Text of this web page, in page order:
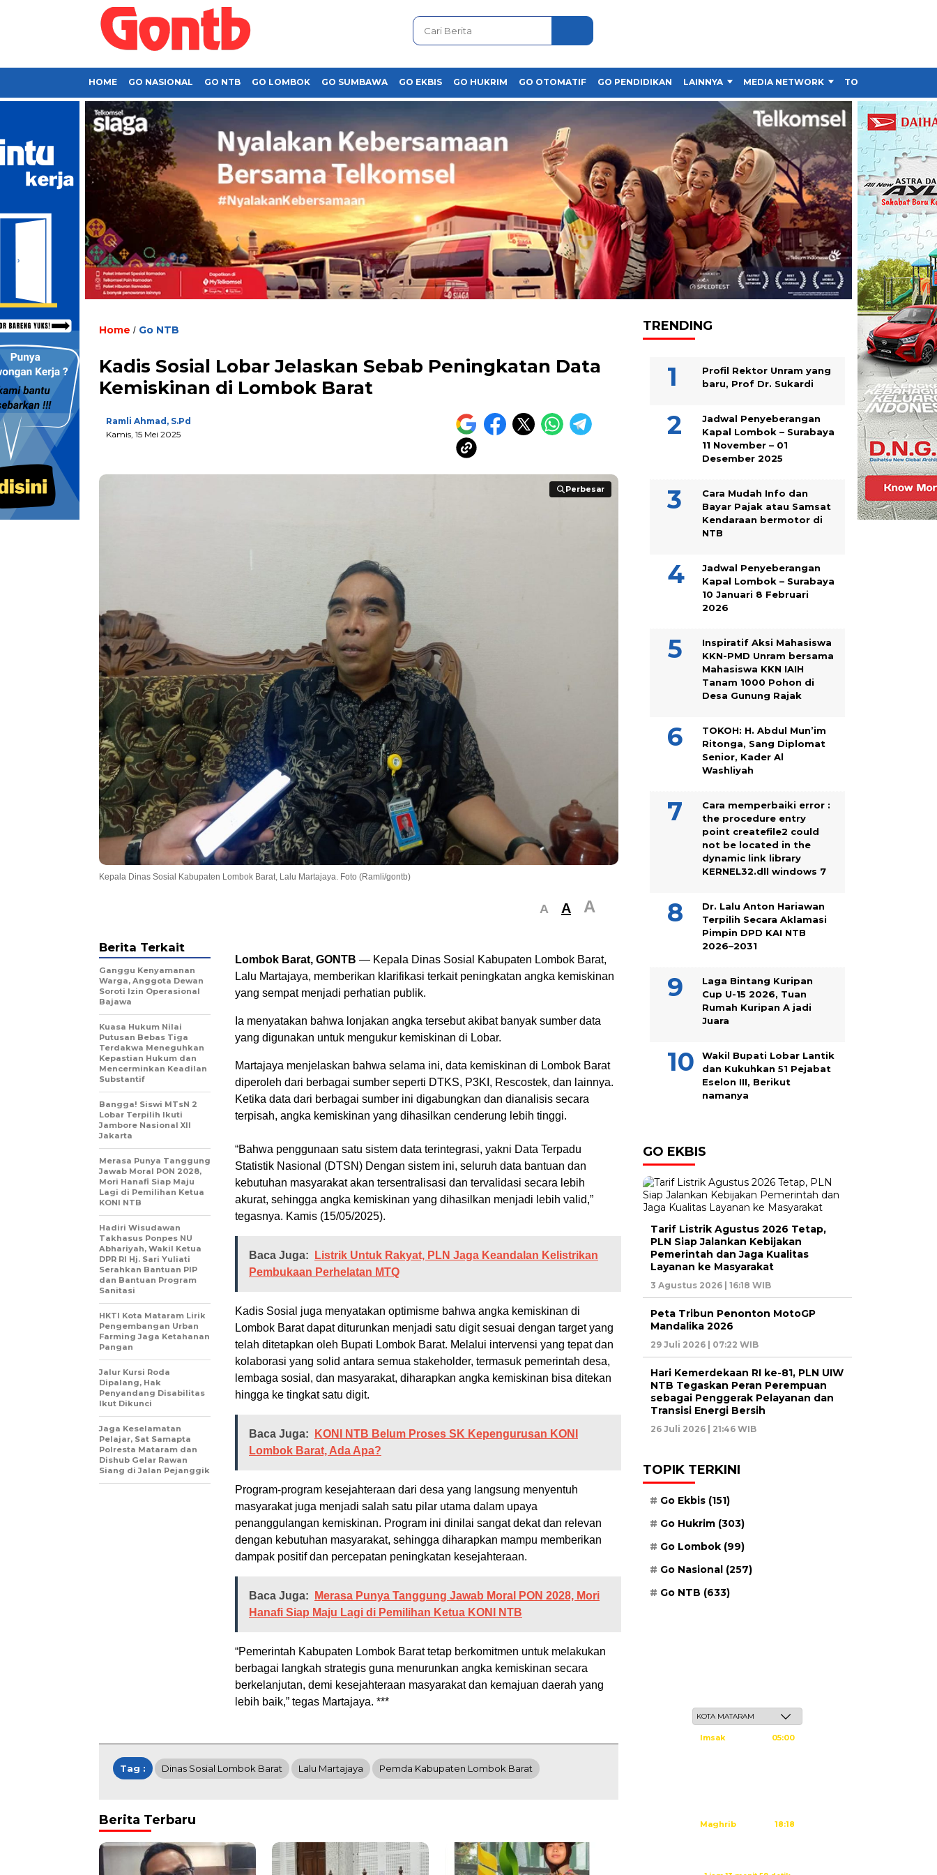
HOME GO NASIONAL GO NTB GO LOMBOK GO SUMBAWA GO EKBIS GO HUKRIM GO OTOMATIF GO PENDIDIKAN LAINNYA MEDIA NETWORK TOKO
Home / Go NTB
Kadis Sosial Lobar Jelaskan Sebab Peningkatan Data
Kemiskinan di Lombok Barat
Ramli Ahmad, S.Pd
Kamis, 15 Mei 2025
Perbesar
Perbesar
Kepala Dinas Sosial Kabupaten Lombok Barat, Lalu Martajaya. Foto (Ramli/gontb)
A A A
Lombok Barat, GONTB — Kepala Dinas Sosial Kabupaten Lombok Barat,
Lalu Martajaya, memberikan klarifikasi terkait peningkatan angka kemiskinan
yang sempat menjadi perhatian publik.
Ia menyatakan bahwa lonjakan angka tersebut akibat banyak sumber data
yang digunakan untuk mengukur kemiskinan di Lobar.
Martajaya menjelaskan bahwa selama ini, data kemiskinan di Lombok Barat
diperoleh dari berbagai sumber seperti DTKS, P3KI, Rescostek, dan lainnya.
Ketika data dari berbagai sumber ini digabungkan dan dianalisis secara
terpisah, angka kemiskinan yang dihasilkan cenderung lebih tinggi.
“Bahwa penggunaan satu sistem data terintegrasi, yakni Data Terpadu
Statistik Nasional (DTSN) Dengan sistem ini, seluruh data bantuan dan
kebutuhan masyarakat akan tersentralisasi dan tervalidasi secara lebih
akurat, sehingga angka kemiskinan yang dihasilkan menjadi lebih valid,”
tegasnya. Kamis (15/05/2025).
Baca Juga:
Listrik Untuk Rakyat, PLN Jaga Keandalan Kelistrikan
Pembukaan Perhelatan MTQ
Kadis Sosial juga menyatakan optimisme bahwa angka kemiskinan di
Lombok Barat dapat diturunkan menjadi satu digit sesuai dengan target yang
telah ditetapkan oleh Bupati Lombok Barat. Melalui intervensi yang tepat dan
kolaborasi yang solid antara semua stakeholder, termasuk pemerintah desa,
lembaga sosial, dan masyarakat, diharapkan angka kemiskinan bisa ditekan
hingga ke tingkat satu digit.
Baca Juga:
KONI NTB Belum Proses SK Kepengurusan KONI
Lombok Barat, Ada Apa?
Program-program kesejahteraan dari desa yang langsung menyentuh
masyarakat juga menjadi salah satu pilar utama dalam upaya
penanggulangan kemiskinan. Program ini dinilai sangat dekat dan relevan
dengan kebutuhan masyarakat, sehingga diharapkan mampu memberikan
dampak positif dan percepatan peningkatan kesejahteraan.
Baca Juga:
Merasa Punya Tanggung Jawab Moral PON 2028, Mori
Hanafi Siap Maju Lagi di Pemilihan Ketua KONI NTB
“Pemerintah Kabupaten Lombok Barat tetap berkomitmen untuk melakukan
berbagai langkah strategis guna menurunkan angka kemiskinan secara
berkelanjutan, demi kesejahteraan masyarakat dan kemajuan daerah yang
lebih baik,” tegas Martajaya. ***
Berita Terkait
Ganggu Kenyamanan
Warga, Anggota Dewan
Soroti Izin Operasional
Bajawa
Kuasa Hukum Nilai
Putusan Bebas Tiga
Terdakwa Meneguhkan
Kepastian Hukum dan
Mencerminkan Keadilan
Substantif
Bangga! Siswi MTsN 2
Lobar Terpilih Ikuti
Jambore Nasional XII
Jakarta
Merasa Punya Tanggung
Jawab Moral PON 2028,
Mori Hanafi Siap Maju
Lagi di Pemilihan Ketua
KONI NTB
Hadiri Wisudawan
Takhasus Ponpes NU
Abhariyah, Wakil Ketua
DPR RI Hj. Sari Yuliati
Serahkan Bantuan PIP
dan Bantuan Program
Sanitasi
HKTI Kota Mataram Lirik
Pengembangan Urban
Farming Jaga Ketahanan
Pangan
Jalur Kursi Roda
Dipalang, Hak
Penyandang Disabilitas
Ikut Dikunci
Jaga Keselamatan
Pelajar, Sat Samapta
Polresta Mataram dan
Dishub Gelar Rawan
Siang di Jalan Pejanggik
Tag : Dinas Sosial Lombok Barat Lalu Martajaya Pemda Kabupaten Lombok Barat
Berita Terbaru
TRENDING
Profil Rektor Unram yang
baru, Prof Dr. Sukardi
Jadwal Penyeberangan
Kapal Lombok – Surabaya
11 November – 01
Desember 2025
Cara Mudah Info dan
Bayar Pajak atau Samsat
Kendaraan bermotor di
NTB
Jadwal Penyeberangan
Kapal Lombok – Surabaya
10 Januari 8 Februari
2026
Inspiratif Aksi Mahasiswa
KKN-PMD Unram bersama
Mahasiswa KKN IAIH
Tanam 1000 Pohon di
Desa Gunung Rajak
TOKOH: H. Abdul Mun’im
Ritonga, Sang Diplomat
Senior, Kader Al
Washliyah
Cara memperbaiki error :
the procedure entry
point createfile2 could
not be located in the
dynamic link library
KERNEL32.dll windows 7
Dr. Lalu Anton Hariawan
Terpilih Secara Aklamasi
Pimpin DPD KAI NTB
2026–2031
Laga Bintang Kuripan
Cup U-15 2026, Tuan
Rumah Kuripan A jadi
Juara
Wakil Bupati Lobar Lantik
dan Kukuhkan 51 Pejabat
Eselon III, Berikut
namanya
GO EKBIS
Tarif Listrik Agustus 2026 Tetap,
PLN Siap Jalankan Kebijakan
Pemerintah dan Jaga Kualitas
Layanan ke Masyarakat
3 Agustus 2026 | 16:18 WIB
Peta Tribun Penonton MotoGP
Mandalika 2026
29 Juli 2026 | 07:22 WIB
Hari Kemerdekaan RI ke-81, PLN UIW
NTB Tegaskan Peran Perempuan
sebagai Penggerak Pelayanan dan
Transisi Energi Bersih
26 Juli 2026 | 21:46 WIB
TOPIK TERKINI
Go Ekbis (151)
Go Hukrim (303)
Go Lombok (99)
Go Nasional (257)
Go NTB (633)
Imsak 05:00
Maghrib 18:18